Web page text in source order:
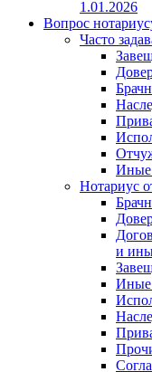
1.01.2026
Вопрос
Часто
Иные
Нотариус
и
Иные